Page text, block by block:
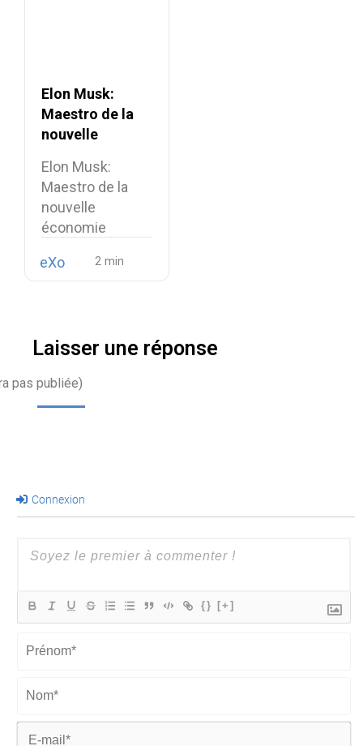
Elon Musk:
Maestro de la
nouvelle
Elon Musk:
Maestro de la
nouvelle
économie
SpaceX, PDG
eXo
Laisser une réponse
pas publiée)
Connexion
{} [+]
Nom*